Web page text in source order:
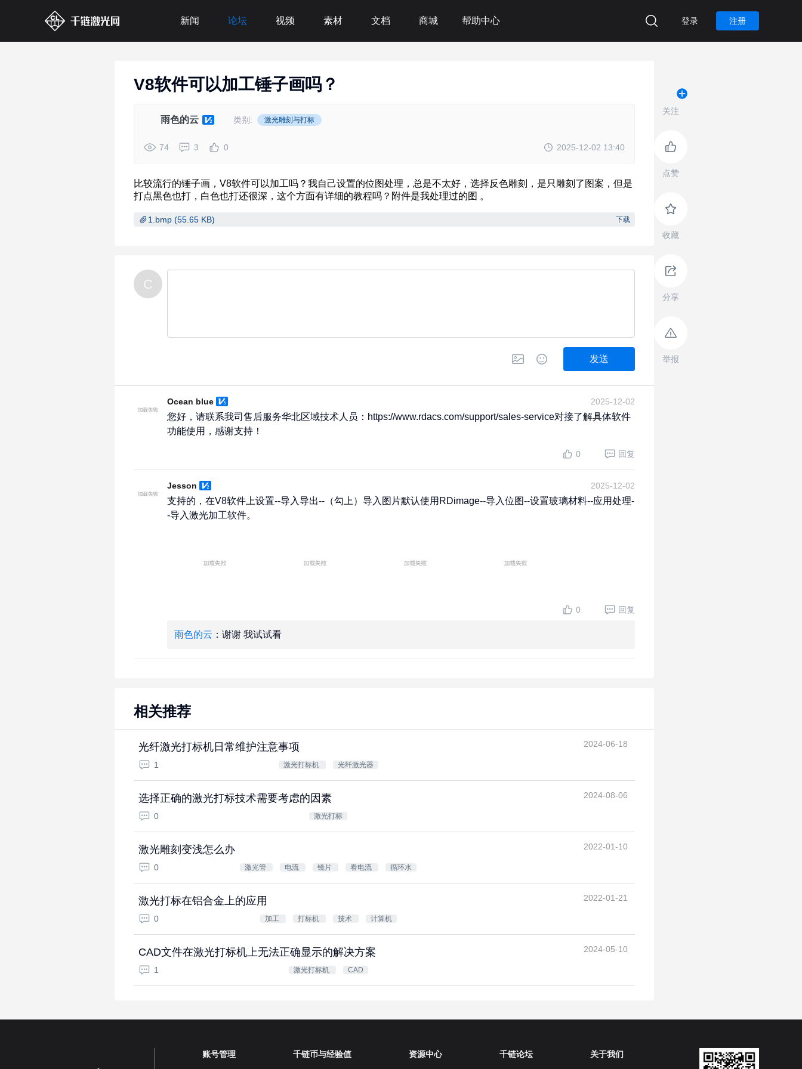
新闻 论坛 视频 素材 文档 商城 帮助中心 登录 注册
V8软件可以加工锤子画吗？
雨色的云 类别: 激光雕刻与打标
74 3 0 2025-12-02 13:40
1.bmp (55.65 KB) 下载
C
发送
Ocean blue 2025-12-02
您好，请联系我司售后服务华北区域技术人员：https://www.rdacs.com/support/sales-service对接了解具体软件
功能使用，感谢支持！
0 回复
Jesson 2025-12-02
支持的，在V8软件上设置--导入导出--（勾上）导入图片默认使用RDimage--导入位图--设置玻璃材料--应用处理-
0 回复
雨色的云 ：谢谢 我试试看
相关推荐
光纤激光打标机日常维护注意事项
1 激光打标机 光纤激光器
2024-06-18
选择正确的激光打标技术需要考虑的因素
0 激光打标
2024-08-06
激光雕刻变浅怎么办
0 激光管 电流 镜片 看电流 循环水
2022-01-10
激光打标在铝合金上的应用
0 加工 打标机 技术 计算机
2022-01-21
CAD文件在激光打标机上无法正确显示的解决方案
1 激光打标机 CAD
2024-05-10
关注
点赞
收藏
分享
举报
账号管理 千链币与经验值 资源中心 千链论坛 关于我们